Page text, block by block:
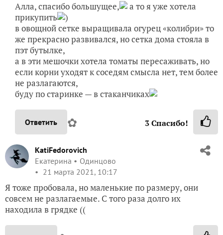
Алла, спасибо большущее,
а то я уже хотела
прикупить
)
в овощной сетке выращивала огурец «колибри» то
же прекрасно развивался, но сетка дома стояла в
пэт бутылке,
а в эти мешочки хотела томаты пересаживать, но
если корни уходят к соседям смысла нет, тем более
не разлагаются,
буду по старинке — в стаканчиках
Ответить ✿ 3Спасибо!
KatiFedorovich
Екатерина
Одинцово
21 марта 2021, 10:17
Я тоже пробовала, но маленькие по размеру, они
совсем не разлагаемые. С того раза долго их
находила в грядке ((